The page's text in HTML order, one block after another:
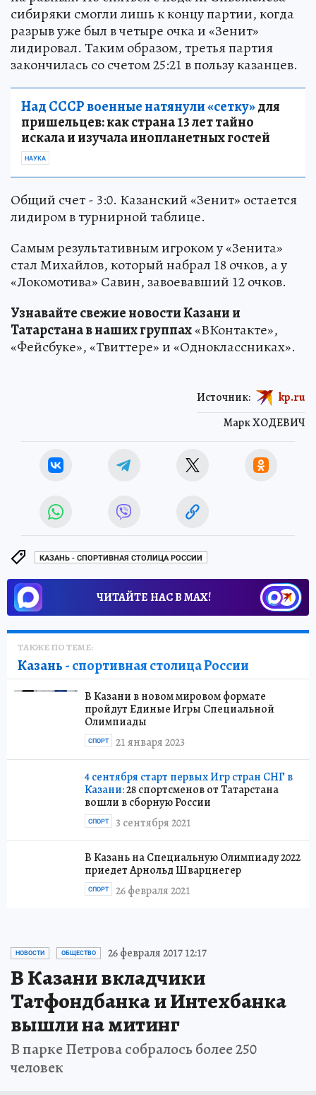
сибиряки смогли лишь к концу партии, когда
разрыв уже был в четыре очка и «Зенит»
лидировал. Таким образом, третья партия
закончилась со счетом 25:21 в пользу казанцев.
Над СССР военные натянули «сетку»для
пришельцев: как страна 13 лет тайно
искала и изучала инопланетных гостей
НАУКА
Общий счет - 3:0. Казанский «Зенит» остается
лидиром в турнирной таблице.
Самым результативным игроком у «Зенита»
стал Михайлов, который набрал 18 очков, а у
«Локомотива» Савин, завоевавший 12 очков.
Узнавайте свежие новости Казани и
Татарстана в наших группах«ВКонтакте»,
«Фейсбуке», «Твиттере» и «Одноклассниках».
Марк ХОДЕВИЧ
Источник: kp.ru
КАЗАНЬ - СПОРТИВНАЯ СТОЛИЦА РОССИИ
ЧИТАЙТЕ НАС В МАХ!
ТАКЖЕ ПО ТЕМЕ:
Казань- спортивная столица России
В Казани в новом мировом формате
пройдут Единые Игры Специальной
Олимпиады
21 января 2023
СПОРТ
4 сентября старт первых Игр стран СНГ в
Казани:28 спортсменов от Татарстана
вошли в сборную России
3 сентября 2021
СПОРТ
В Казань на Специальную Олимпиаду 2022
приедет Арнольд Шварцнегер
26 февраля 2021
СПОРТ
НОВОСТИ ОБЩЕСТВО 26 февраля 2017 12:17
В Казани вкладчики
Татфондбанка и Интехбанка
вышли на митинг
В парке Петрова собралось более 250
человек